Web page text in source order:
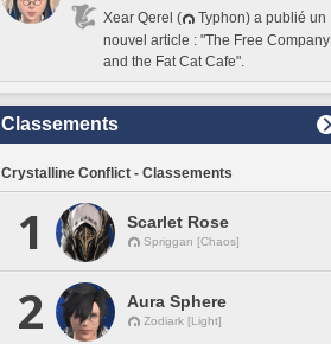
Xear Qerel (
Typhon) a publié un
nouvel article : "The Free Company
and the Fat Cat Cafe".
Classements
Crystalline Conflict - Classements
1 Scarlet Rose
Spriggan [Chaos]
2 Aura Sphere
Zodiark [Light]